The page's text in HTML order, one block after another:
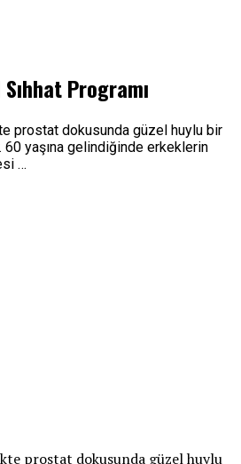
Programı
prostat dokusunda güzel huylu bir
60 yaşına gelindiğinde erkeklerin
…
prostat dokusunda güzel huylu